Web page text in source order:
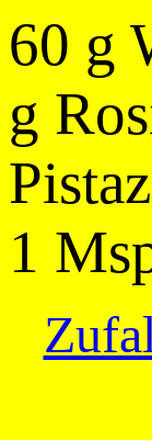
60 g
g
1